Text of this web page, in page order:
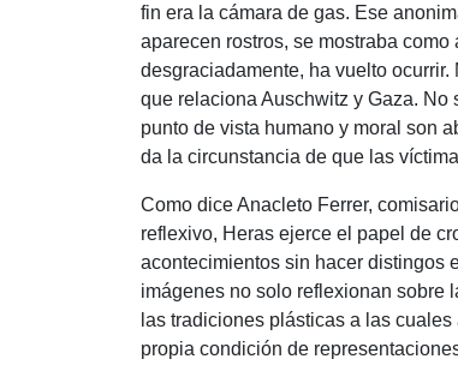
fin era la cámara de gas. Ese
aparecen rostros, se mostraba como
desgraciadamente, ha vuelto
que relaciona Auschwitz y Gaza. No
punto de vista humano y moral son
da la circunstancia de que las
Como dice Anacleto Ferrer,
reflexivo, Heras ejerce el papel de
acontecimientos sin hacer distingos
imágenes no solo reflexionan sobre
las tradiciones plásticas a las
propia condición de